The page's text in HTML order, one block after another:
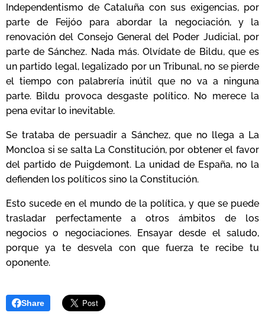
Independentismo de Cataluña con sus exigencias, por
parte de Feijóo para abordar la negociación, y la
renovación del Consejo General del Poder Judicial, por
parte de Sánchez. Nada más. Olvídate de Bildu, que es
un partido legal, legalizado por un Tribunal, no se pierde
el tiempo con palabrería inútil que no va a ninguna
parte. Bildu provoca desgaste político. No merece la
pena evitar lo inevitable.
Se trataba de persuadir a Sánchez, que no llega a La
Moncloa si se salta La Constitución, por obtener el favor
del partido de Puigdemont. La unidad de España, no la
defienden los políticos sino la Constitución.
Esto sucede en el mundo de la política, y que se puede
trasladar perfectamente a otros ámbitos de los
negocios o negociaciones. Ensayar desde el saludo,
porque ya te desvela con que fuerza te recibe tu
oponente.
Share